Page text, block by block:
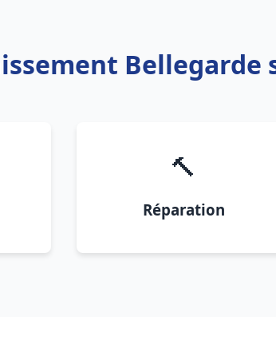
Bellegarde
🔨
Réparation